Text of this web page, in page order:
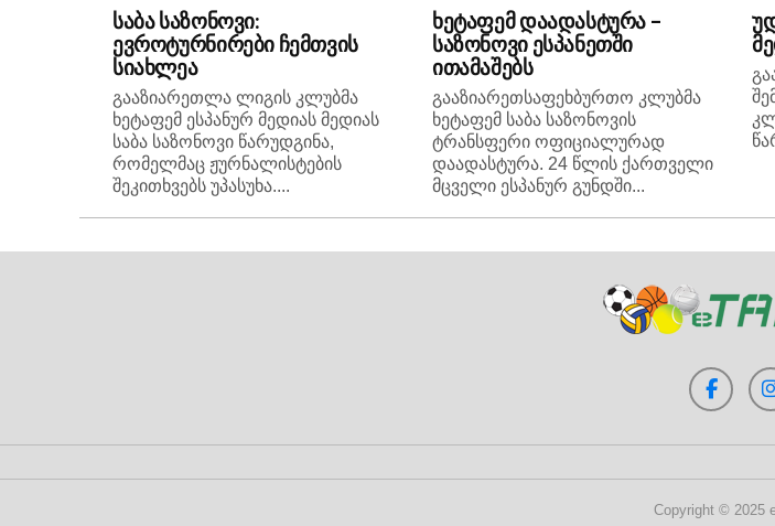
საბა საზონოვი:
ევროტურნირები ჩემთვის
სიახლეა
გააზიარეთლა ლიგის კლუბმა
ხეტაფემ ესპანურ მედიას მედიას
საბა საზონოვი წარუდგინა,
რომელმაც ჟურნალისტების
შეკითხვებს უპასუხა....
ხეტაფემ დაადასტურა –
საზონოვი ესპანეთში
ითამაშებს
გააზიარეთსაფეხბურთო კლუბმა
ხეტაფემ საბა საზონოვის
ტრანსფერი ოფიციალურად
დაადასტურა. 24 წლის ქართველი
მცველი ესპანურ გუნდში...
Copyright © 2025